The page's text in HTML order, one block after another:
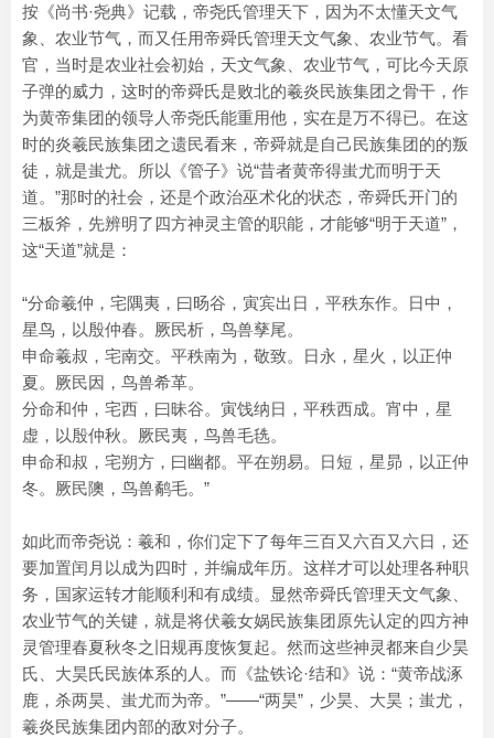
按《尚书·尧典》记载，帝尧氏管理天下，因为不太懂天文气
象、农业节气，而又任用帝舜氏管理天文气象、农业节气。看
官，当时是农业社会初始，天文气象、农业节气，可比今天原
子弹的威力，这时的帝舜氏是败北的羲炎民族集团之骨干，作
为黄帝集团的领导人帝尧氏能重用他，实在是万不得已。在这
时的炎羲民族集团之遗民看来，帝舜就是自己民族集团的的叛
徒，就是蚩尤。所以《管子》说“昔者黄帝得蚩尤而明于天
道。”那时的社会，还是个政治巫术化的状态，帝舜氏开门的
三板斧，先辨明了四方神灵主管的职能，才能够“明于天道”，
这“天道”就是：
“分命羲仲，宅隅夷，曰旸谷，寅宾出日，平秩东作。日中，
星鸟，以殷仲春。厥民析，鸟兽孳尾。
申命羲叔，宅南交。平秩南为，敬致。日永，星火，以正仲
夏。厥民因，鸟兽希革。
分命和仲，宅西，曰昧谷。寅饯纳日，平秩西成。宵中，星
虚，以殷仲秋。厥民夷，鸟兽毛毨。
申命和叔，宅朔方，曰幽都。平在朔易。日短，星昴，以正仲
冬。厥民隩，鸟兽鹬毛。”
如此而帝尧说：羲和，你们定下了每年三百又六百又六日，还
要加置闰月以成为四时，并编成年历。这样才可以处理各种职
务，国家运转才能顺利和有成绩。显然帝舜氏管理天文气象、
农业节气的关键，就是将伏羲女娲民族集团原先认定的四方神
灵管理春夏秋冬之旧规再度恢复起。然而这些神灵都来自少昊
氏、大昊氏民族体系的人。而《盐铁论·结和》说：“黄帝战涿
鹿，杀两昊、蚩尤而为帝。”——“两昊”，少昊、大昊；蚩尤，
羲炎民族集团内部的敌对分子。